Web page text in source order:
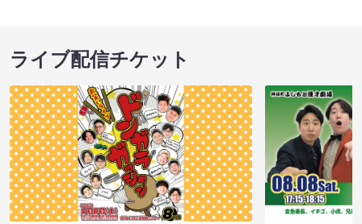
ライブ配信チケット